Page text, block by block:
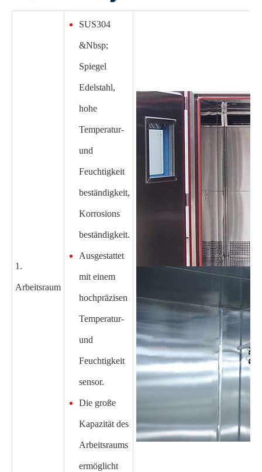
1.
Arbeitsraum
SUS304
&Nbsp;
Spiegel
Edelstahl,
hohe
Temperatur-
und
Feuchtigkeit
beständigkeit,
Korrosions
beständigkeit.
Ausgestattet
mit einem
hochpräzisen
Temperatur-
und
Feuchtigkeit
sensor.
Die große
Kapazität des
Arbeitsraums
ermöglicht